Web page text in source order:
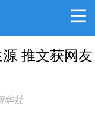
推文获网友
华社